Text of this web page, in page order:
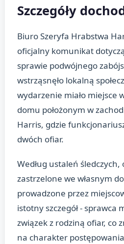
Szczegóły
Biuro Szeryfa Hrabstwa
oficjalny komunikat
sprawie podwójnego
wstrząsnęło lokalną
wydarzenie miało miejsce
domu położonym w
Harris, gdzie
dwóch ofiar.
Według ustaleń śledczych,
zastrzelone we własnym
prowadzone przez
istotny szczegół - sprawca
związek z rodziną ofiar, co
na charakter